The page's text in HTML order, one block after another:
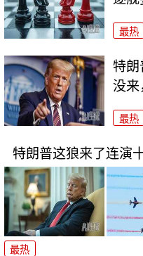
最热
特朗
没来
最热
特朗普这狼来了连演
最热